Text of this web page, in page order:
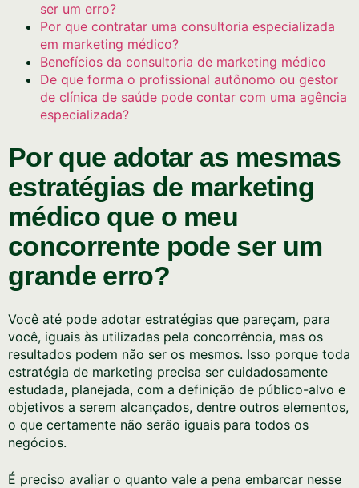
ser um erro?
Por que contratar uma consultoria especializada
em marketing médico?
Benefícios da consultoria de marketing médico
De que forma o profissional autônomo ou gestor
de clínica de saúde pode contar com uma agência
especializada?
Por que adotar as mesmas
estratégias de marketing
médico que o meu
concorrente pode ser um
grande erro?
Você até pode adotar estratégias que pareçam, para
você, iguais às utilizadas pela concorrência, mas os
resultados podem não ser os mesmos. Isso porque toda
estratégia de marketing precisa ser cuidadosamente
estudada, planejada, com a definição de público-alvo e
objetivos a serem alcançados, dentre outros elementos,
o que certamente não serão iguais para todos os
negócios.
É preciso avaliar o quanto vale a pena embarcar nesse